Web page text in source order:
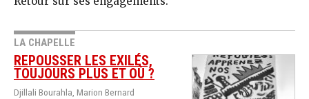
LA CHAPELLE
REPOUSSER LES EXILÉS,
TOUJOURS PLUS ET OÙ ?
Djillali Bourahla, Marion Bernard